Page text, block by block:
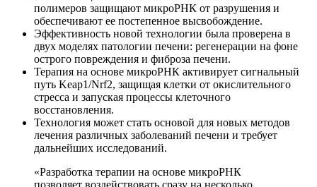
полимеров защищают микроРНК от разрушения и
обеспечивают ее постепенное высвобождение.
Эффективность новой технологии была проверена в
двух моделях патологии печени: регенерации на фоне
острого повреждения и фиброза печени.
Терапия на основе микроРНК активирует сигнальный
путь Keap1/Nrf2, защищая клетки от окислительного
стресса и запуская процессы клеточного
восстановления.
Технология может стать основой для новых методов
лечения различных заболеваний печени и требует
дальнейших исследований.
«Разработка терапии на основе микроРНК
позволяет воздействовать сразу на несколько